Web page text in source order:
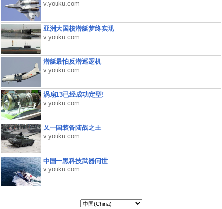
v.youku.com
亚洲大国核潜艇梦终实现
v.youku.com
潜艇最怕反潜巡逻机
v.youku.com
涡扇13已经成功定型!
v.youku.com
又一国装备陆战之王
v.youku.com
中国一黑科技武器问世
v.youku.com